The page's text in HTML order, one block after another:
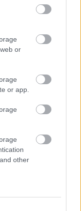
or
or app.
other
2026-ban?